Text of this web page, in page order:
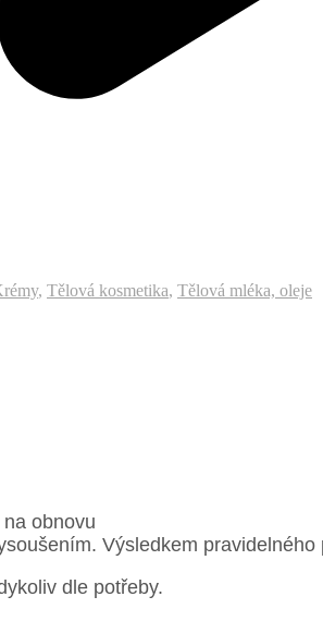
, Tělová kosmetika, Tělová mléka, oleje
obnovu
Výsledkem
dle potřeby.